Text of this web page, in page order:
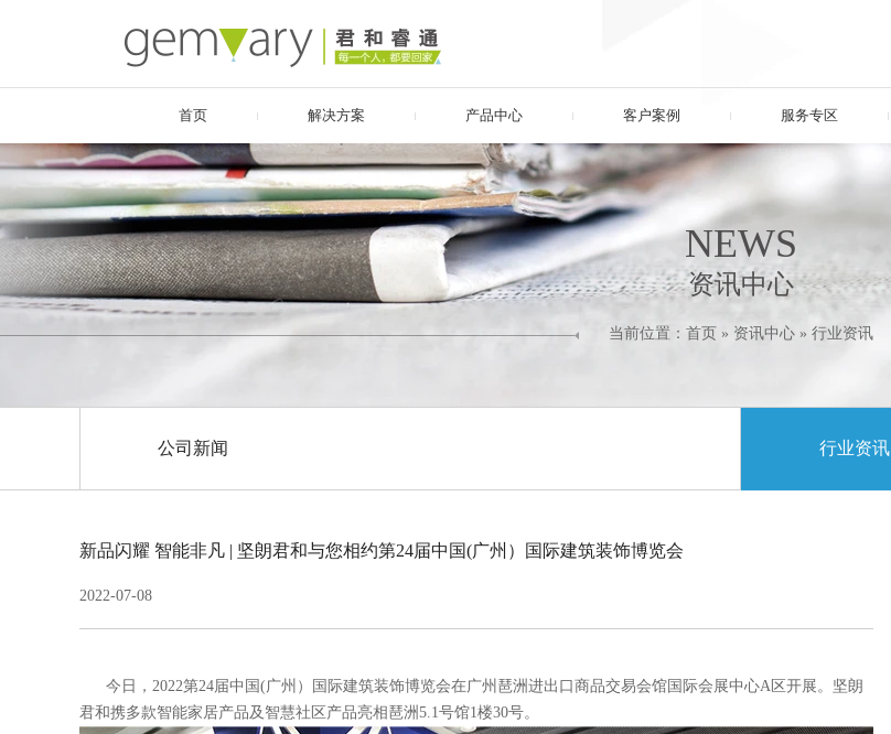
首页 解决方案 产品中心 客户案例 服务专区
NEWS
资讯中心
当前位置： 首页 » 资讯中心 » 行业资讯
公司新闻 行业资讯
新品闪耀 智能非凡 | 坚朗君和与您相约第24届中国(广州）国际建筑装饰博览会
2022-07-08
今日，2022第24届中国(广州）国际建筑装饰博览会在广州琶洲进出口商品交易会馆国际会展中心A区开展。坚朗
君和携多款智能家居产品及 智慧社区 产品亮相琶洲5.1号馆1楼30号。